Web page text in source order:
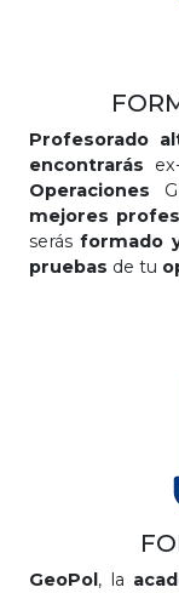
Profesorado
encontrarás
Operaciones
mejores
serásformado
pruebas de tu
GeoPol, la